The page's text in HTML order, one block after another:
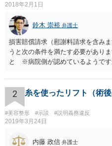
2018年2月1日
鈴木 崇裕 弁護士
損害賠償請求（慰謝料請求を含み
うと次の条件を満たす必要があ
と ※病院側が認めているようで
術のミスの「せいで」マスクが
ければならなくなった「せいで
を外せなくなった「せいで」経済
したこと 「せいで」と強調した点
因果関係」です。 手術のミスと関
しく悪くなってしまったとか， 手
2 糸を使ったリフト（術
#美容整形 #示談 #説明義務違反
2019年3月24日
内藤 政信 弁護士